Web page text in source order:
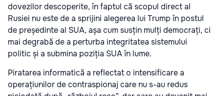
dovezilor descoperite, în faptul că scopul direct al
Rusiei nu este de a sprijini alegerea lui Trump în postul
de președinte al SUA, așa cum susțin mulți democrați, ci
mai degrabă de a perturba integritatea sistemului
politic și a submina poziția SUA în lume.
Piratarea informatică a reflectat o intensificare a
operațiunilor de contraspionaj care nu s-au redus